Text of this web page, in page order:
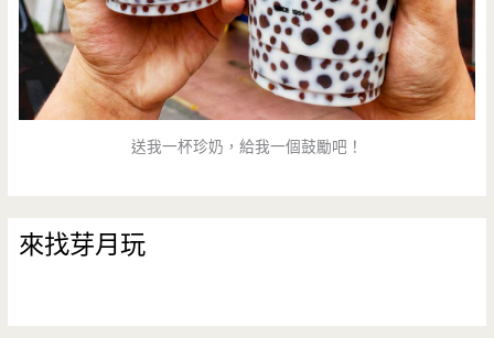
送我一杯珍奶，給我一個鼓勵吧！
來找芽月玩